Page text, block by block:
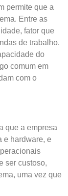
permite que a
Entre as
fator que
de trabalho.
do
comum em
com o
que a empresa
e hardware, e
ser custoso,
uma vez que